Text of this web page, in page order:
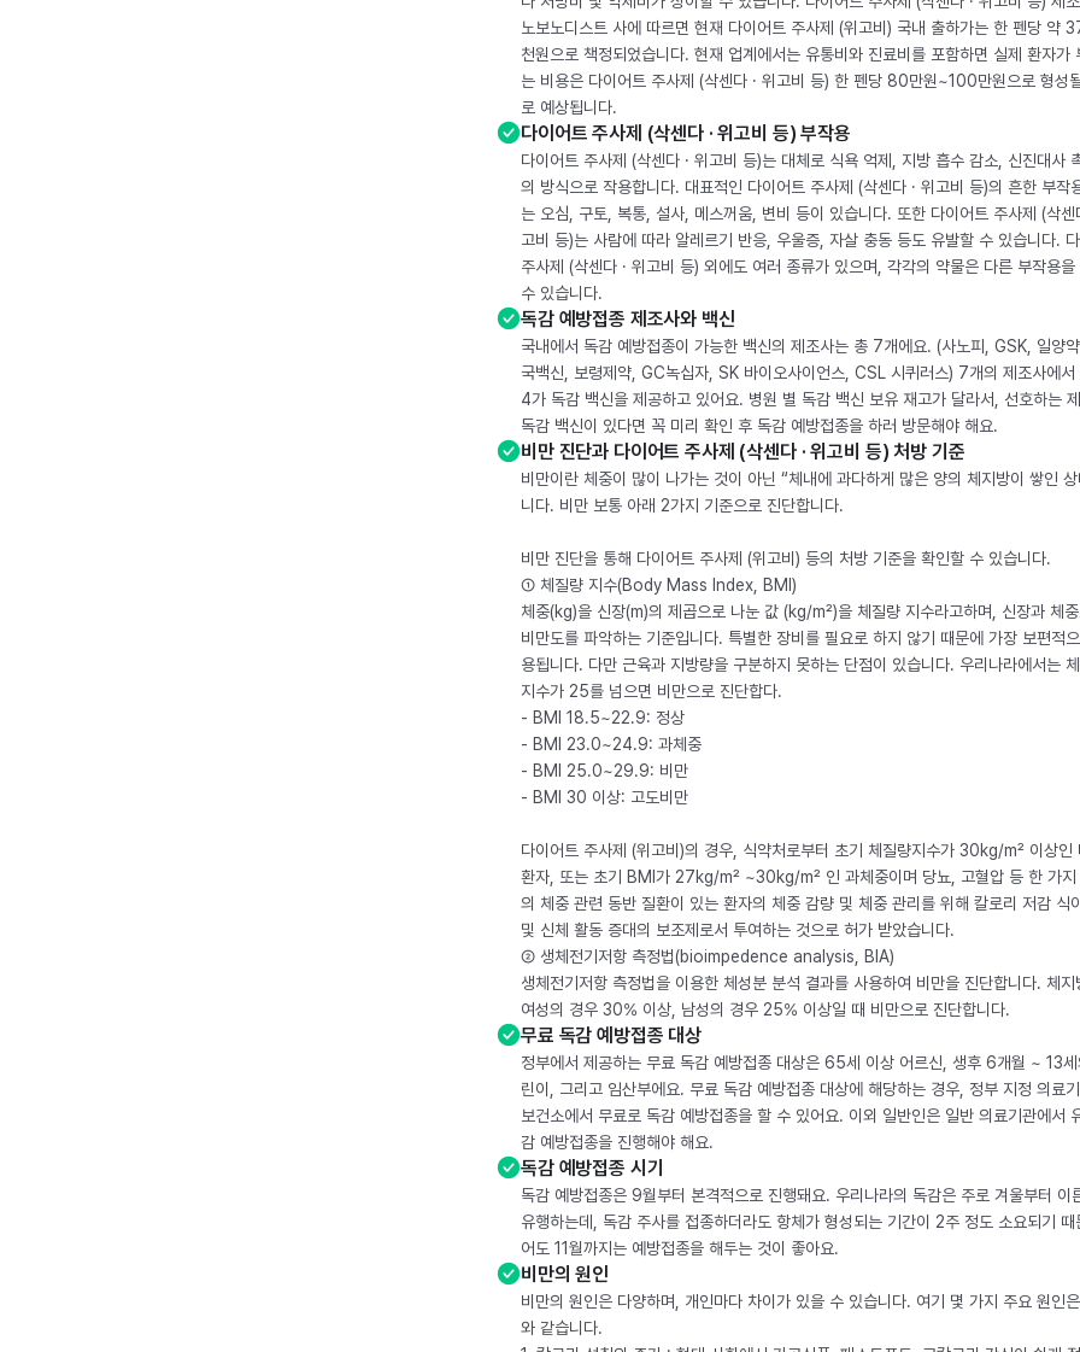
노보노디스트 사에 따르면 현재 다이어트 주사제 (위고비) 국내 출하가는 한 펜당 약
천원으로 책정되었습니다. 현재 업계에서는 유통비와 진료비를 포함하면 실제 환자가
는 비용은 다이어트 주사제 (삭센다 · 위고비 등) 한 펜당 80만원~100만원으로 형성
로 예상됩니다.
다이어트 주사제 (삭센다 · 위고비 등) 부작용
다이어트 주사제 (삭센다 · 위고비 등)는 대체로 식욕 억제, 지방 흡수 감소, 신진대사
의 방식으로 작용합니다. 대표적인 다이어트 주사제 (삭센다 · 위고비 등)의 흔한 부작
는 오심, 구토, 복통, 설사, 메스꺼움, 변비 등이 있습니다. 또한 다이어트 주사제 (삭센
고비 등)는 사람에 따라 알레르기 반응, 우울증, 자살 충동 등도 유발할 수 있습니다.
주사제 (삭센다 · 위고비 등) 외에도 여러 종류가 있으며, 각각의 약물은 다른 부작용을
수 있습니다.
독감 예방접종 제조사와 백신
국내에서 독감 예방접종이 가능한 백신의 제조사는 총 7개에요. (사노피, GSK, 일양
국백신, 보령제약, GC녹십자, SK 바이오사이언스, CSL 시퀴러스) 7개의 제조사에서
4가 독감 백신을 제공하고 있어요. 병원 별 독감 백신 보유 재고가 달라서, 선호하는
독감 백신이 있다면 꼭 미리 확인 후 독감 예방접종을 하러 방문해야 해요.
비만 진단과 다이어트 주사제 (삭센다 · 위고비 등) 처방 기준
비만이란 체중이 많이 나가는 것이 아닌 “체내에 과다하게 많은 양의 체지방이 쌓인
니다. 비만 보통 아래 2가지 기준으로 진단합니다.
비만 진단을 통해 다이어트 주사제 (위고비) 등의 처방 기준을 확인할 수 있습니다.
① 체질량 지수(Body Mass Index, BMI)
체중(kg)을 신장(m)의 제곱으로 나눈 값 (kg/m²)을 체질량 지수라고하며, 신장과 체
비만도를 파악하는 기준입니다. 특별한 장비를 필요로 하지 않기 때문에 가장 보편적
용됩니다. 다만 근육과 지방량을 구분하지 못하는 단점이 있습니다. 우리나라에서는
지수가 25를 넘으면 비만으로 진단합다.
- BMI 18.5~22.9: 정상
- BMI 23.0~24.9: 과체중
- BMI 25.0~29.9: 비만
- BMI 30 이상: 고도비만
다이어트 주사제 (위고비)의 경우, 식약처로부터 초기 체질량지수가 30kg/m² 이상인
환자, 또는 초기 BMI가 27kg/m² ~30kg/m² 인 과체중이며 당뇨, 고혈압 등 한 가지
의 체중 관련 동반 질환이 있는 환자의 체중 감량 및 체중 관리를 위해 칼로리 저감 식
및 신체 활동 증대의 보조제로서 투여하는 것으로 허가 받았습니다.
② 생체전기저항 측정법(bioimpedence analysis, BIA)
생체전기저항 측정법을 이용한 체성분 분석 결과를 사용하여 비만을 진단합니다. 체지
여성의 경우 30% 이상, 남성의 경우 25% 이상일 때 비만으로 진단합니다.
무료 독감 예방접종 대상
정부에서 제공하는 무료 독감 예방접종 대상은 65세 이상 어르신, 생후 6개월 ~ 13
린이, 그리고 임산부에요. 무료 독감 예방접종 대상에 해당하는 경우, 정부 지정 의료
보건소에서 무료로 독감 예방접종을 할 수 있어요. 이외 일반인은 일반 의료기관에서
감 예방접종을 진행해야 해요.
독감 예방접종 시기
독감 예방접종은 9월부터 본격적으로 진행돼요. 우리나라의 독감은 주로 겨울부터 이
유행하는데, 독감 주사를 접종하더라도 항체가 형성되는 기간이 2주 정도 소요되기 때
어도 11월까지는 예방접종을 해두는 것이 좋아요.
비만의 원인
비만의 원인은 다양하며, 개인마다 차이가 있을 수 있습니다. 여기 몇 가지 주요 원인
와 같습니다.